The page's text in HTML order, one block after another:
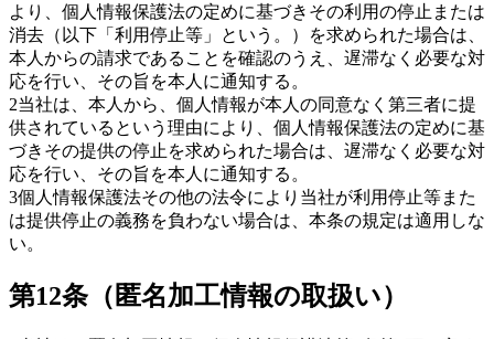
より、個人情報保護法の定めに基づきその利用の停止または
消去（以下「利用停止等」という。）を求められた場合は、
本人からの請求であることを確認のうえ、遅滞なく必要な対
応を行い、その旨を本人に通知する。
2当社は、本人から、個人情報が本人の同意なく第三者に提
供されているという理由により、個人情報保護法の定めに基
づきその提供の停止を求められた場合は、遅滞なく必要な対
応を行い、その旨を本人に通知する。
3個人情報保護法その他の法令により当社が利用停止等また
は提供停止の義務を負わない場合は、本条の規定は適用しな
い。
第12条（匿名加工情報の取扱い）